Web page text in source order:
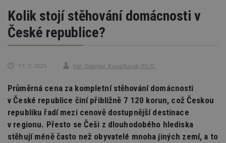
Kolik stojí stěhování domácnosti v
České republice?
17. 7. 2025 Ing. Dagmar Kopačková, Ph.D.
Průměrná cena za kompletní stěhování domácnosti
v České republice činí přibližně 7 120 korun, což Českou
republiku řadí mezi cenově dostupnější destinace
v regionu. Přesto se Češi z dlouhodobého hlediska
stěhují méně často než obyvatelé mnoha jiných zemí, a to